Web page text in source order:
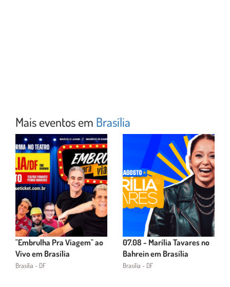
Mais eventos em Brasília
"Embrulha Pra Viagem" ao
Vivo em Brasília
Brasília - DF
07.08 - Marília Tavares no
Bahrein em Brasília
Brasília - DF